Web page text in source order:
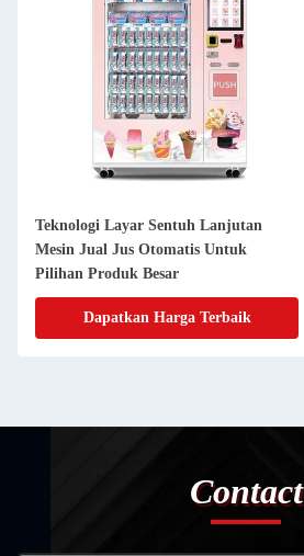
Teknologi Layar Sentuh Lanjutan
Mesin Jual Jus Otomatis Untuk
Pilihan Produk Besar
Dapatkan Harga Terbaik
Contact